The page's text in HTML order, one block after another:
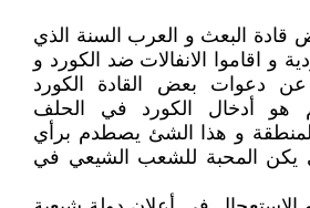
قادة البعث و العرب السنة الذي
و اقاموا الانفالات ضد الكورد و
عن دعوات بعض القادة الكورد
هو أدخال الكورد في الحلف
و هذا الشئ يصطدم برأي
يكن المحبة للشعب الشيعي في